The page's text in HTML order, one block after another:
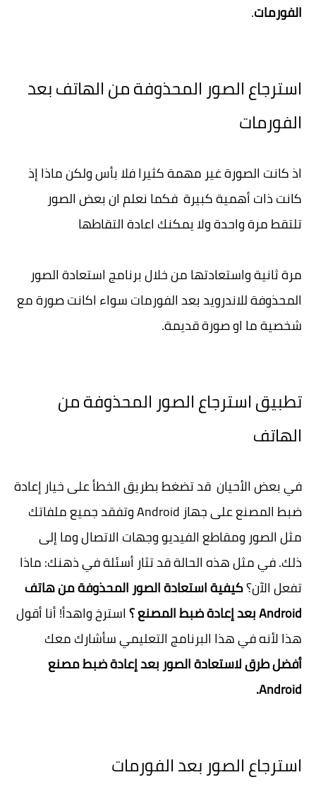
الفورمات.
استرجاع الصور المحذوفة من الهاتف بعد
الفورمات
اذ كانت الصورة غير مهمة كثيرا فلا بأس ولكن ماذا إذ
كانت ذات أهمية كبيرة فكما نعلم ان بعض الصور
تلتقط مرة واحدة ولا يمكنك اعادة التقاطها
مرة ثانية واستعادتها من خلال برنامج استعادة الصور
المحذوفة للاندرويد بعد الفورمات سواء اكانت صورة مع
شخصية ما او صورة قديمة.
تطبيق استرجاع الصور المحذوفة من
الهاتف
في بعض الأحيان قد تضغط بطريق الخطأ على خيار إعادة
ضبط المصنع على جهاز Android وتفقد جميع ملفاتك
مثل الصور ومقاطع الفيديو وجهات الاتصال وما إلى
ذلك. في مثل هذه الحالة قد تثار أسئلة في ذهنك: ماذا
تفعل الآن؟كيفية استعادة الصور المحذوفة من هاتف
Androidبعد إعادة ضبط المصنع ؟استرخ واهدأ! أنا أقول
هذا لأنه في هذا البرنامج التعليمي سأشارك معك
أفضل طرق لاستعادة الصور بعد إعادة ضبط مصنع
Android.
استرجاع الصور بعد الفورمات